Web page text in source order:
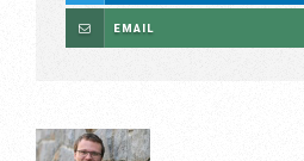
EMAIL